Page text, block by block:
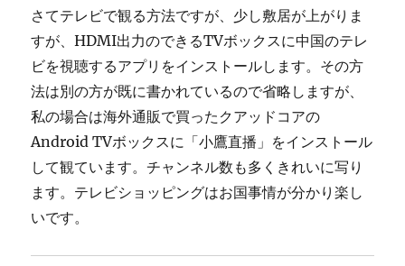
さてテレビで観る方法ですが、少し敷居が上がりま
すが、HDMI出力のできるTVボックスに中国のテレ
ビを視聴するアプリをインストールします。その方
法は別の方が既に書かれているので省略しますが、
私の場合は海外通販で買ったクアッドコアの
Android TVボックスに「小鷹直播」をインストール
して観ています。チャンネル数も多くきれいに写り
ます。テレビショッピングはお国事情が分かり楽し
いです。